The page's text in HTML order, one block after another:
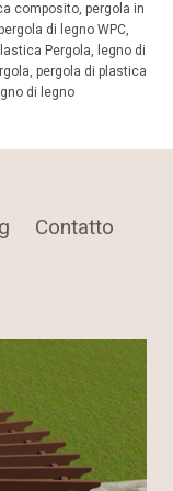
composito, pergola in
di legno WPC,
Pergola, legno di
pergola di plastica
di legno
Contatto